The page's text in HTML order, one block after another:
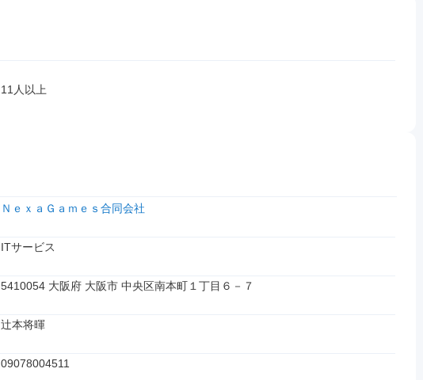
11人以上
ＮｅｘａＧａｍｅｓ合同会社
ITサービス
5410054 大阪府 大阪市 中央区南本町１丁目６－７
辻本将暉
09078004511